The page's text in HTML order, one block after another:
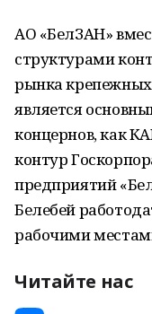
АО «БелЗАН»
структурами
рынка
является
концернов, как
контур
предприятий
Белебей
рабочими
Читайте нас